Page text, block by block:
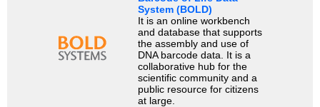
System (BOLD)
It is an online workbench
and database that supports
the assembly and use of
DNA barcode data. It is a
collaborative hub for the
scientific community and a
public resource for citizens
at large.